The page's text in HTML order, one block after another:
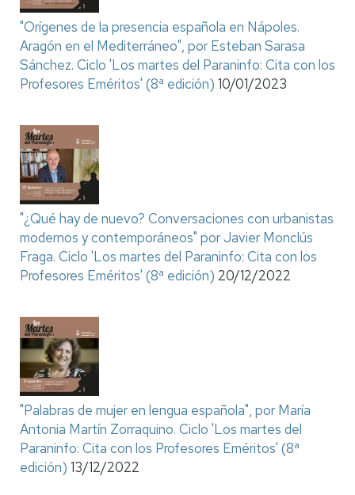
"Orígenes de la presencia española en Nápoles.
Aragón en el Mediterráneo", por Esteban Sarasa
Sánchez. Ciclo 'Los martes del Paraninfo: Cita con los
Profesores Eméritos' (8ª edición) 10/01/2023
"¿Qué hay de nuevo? Conversaciones con urbanistas
modernos y contemporáneos" por Javier Monclús
Fraga. Ciclo 'Los martes del Paraninfo: Cita con los
Profesores Eméritos' (8ª edición) 20/12/2022
"Palabras de mujer en lengua española", por María
Antonia Martín Zorraquino. Ciclo 'Los martes del
Paraninfo: Cita con los Profesores Eméritos' (8ª
edición) 13/12/2022